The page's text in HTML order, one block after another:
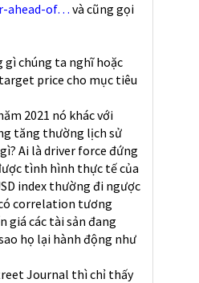
ahead-of… và cũng gọi
gì chúng ta nghĩ hoặc
price cho mục tiêu
2021 nó khác với
tăng thường lịch sử
Ai là driver force đứng
tình hình thực tế của
index thường đi ngược
correlation tương
giá các tài sản đang
họ lại hành động như
Journal thì chỉ thấy